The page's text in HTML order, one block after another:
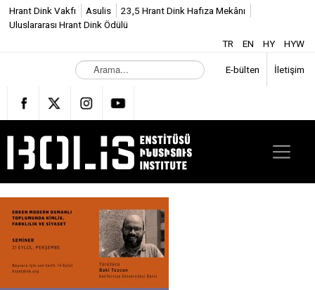
Hrant Dink Vakfı Asulis
23,5 Hrant Dink Hafıza Mekânı
Uluslararası Hrant Dink Ödülü
TR
EN HY HYW
A
r
m
a
E-bülten İletişim